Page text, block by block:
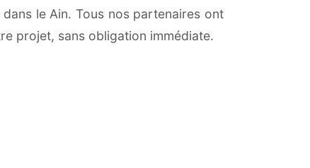
le Ain. Tous nos partenaires ont
projet, sans obligation immédiate.